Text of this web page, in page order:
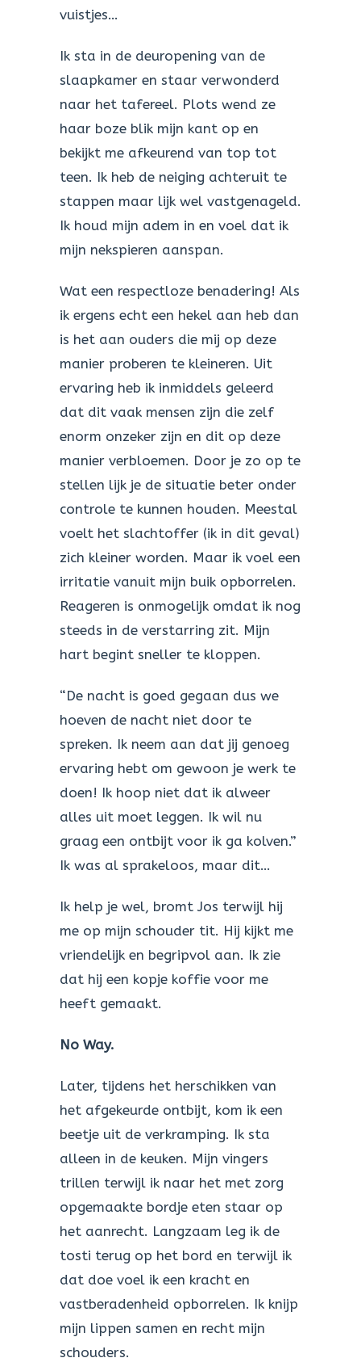
vuistjes…
Ik sta in de deuropening van de
slaapkamer en staar verwonderd
naar het tafereel. Plots wend ze
haar boze blik mijn kant op en
bekijkt me afkeurend van top tot
teen. Ik heb de neiging achteruit te
stappen maar lijk wel vastgenageld.
Ik houd mijn adem in en voel dat ik
mijn nekspieren aanspan.
Wat een respectloze benadering! Als
ik ergens echt een hekel aan heb dan
is het aan ouders die mij op deze
manier proberen te kleineren. Uit
ervaring heb ik inmiddels geleerd
dat dit vaak mensen zijn die zelf
enorm onzeker zijn en dit op deze
manier verbloemen. Door je zo op te
stellen lijk je de situatie beter onder
controle te kunnen houden. Meestal
voelt het slachtoffer (ik in dit geval)
zich kleiner worden. Maar ik voel een
irritatie vanuit mijn buik opborrelen.
Reageren is onmogelijk omdat ik nog
steeds in de verstarring zit. Mijn
hart begint sneller te kloppen.
“De nacht is goed gegaan dus we
hoeven de nacht niet door te
spreken. Ik neem aan dat jij genoeg
ervaring hebt om gewoon je werk te
doen! Ik hoop niet dat ik alweer
alles uit moet leggen. Ik wil nu
graag een ontbijt voor ik ga kolven.”
Ik was al sprakeloos, maar dit…
Ik help je wel, bromt Jos terwijl hij
me op mijn schouder tit. Hij kijkt me
vriendelijk en begripvol aan. Ik zie
dat hij een kopje koffie voor me
heeft gemaakt.
No Way.
Later, tijdens het herschikken van
het afgekeurde ontbijt, kom ik een
beetje uit de verkramping. Ik sta
alleen in de keuken. Mijn vingers
trillen terwijl ik naar het met zorg
opgemaakte bordje eten staar op
het aanrecht. Langzaam leg ik de
tosti terug op het bord en terwijl ik
dat doe voel ik een kracht en
vastberadenheid opborrelen. Ik knijp
mijn lippen samen en recht mijn
schouders.